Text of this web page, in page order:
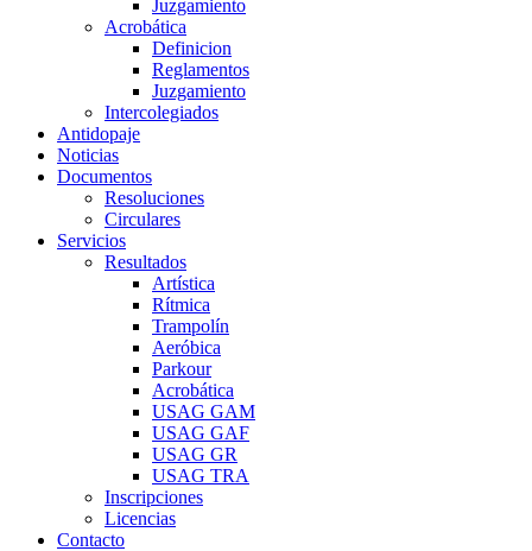
Juzgamiento
Acrobática
Definicion
Reglamentos
Juzgamiento
Intercolegiados
Antidopaje
Noticias
Documentos
Resoluciones
Circulares
Servicios
Resultados
Artística
Rítmica
Trampolín
Aeróbica
Parkour
Acrobática
USAG GAM
USAG GAF
USAG GR
USAG TRA
Inscripciones
Licencias
Contacto